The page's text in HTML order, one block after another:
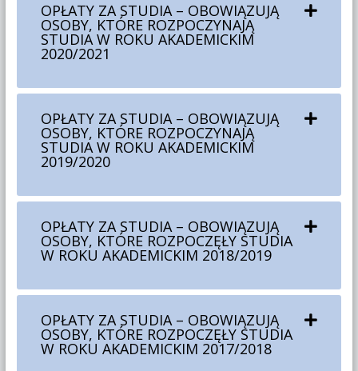
OPŁATY ZA STUDIA – OBOWIĄZUJĄ
OSOBY, KTÓRE ROZPOCZYNAJĄ
STUDIA W ROKU AKADEMICKIM
2020/2021
OPŁATY ZA STUDIA – OBOWIĄZUJĄ
OSOBY, KTÓRE ROZPOCZYNAJĄ
STUDIA W ROKU AKADEMICKIM
2019/2020
OPŁATY ZA STUDIA – OBOWIĄZUJĄ
OSOBY, KTÓRE ROZPOCZĘŁY STUDIA
W ROKU AKADEMICKIM 2018/2019
OPŁATY ZA STUDIA – OBOWIĄZUJĄ
OSOBY, KTÓRE ROZPOCZĘŁY STUDIA
W ROKU AKADEMICKIM 2017/2018